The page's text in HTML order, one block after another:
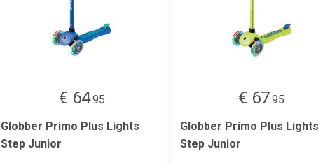
€ 64.95
Globber Primo Plus Lights
Step Junior
€ 67.95
Globber Primo Plus Lights
Step Junior